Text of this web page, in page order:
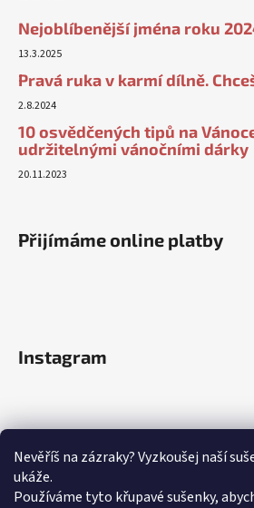
Nevěříš na zázraky? Vyzkoušej naší
ukáže.
Používáme tyto křupavé sušenky,
Nejoblíbenější jména roku
13.3.2025
Pravá ruka v karmí dílně.
2.8.2024
10 osvědčených tipů na
udržitelnými vánočními dárky
20.11.2023
Přijímáme online platby
Instagram